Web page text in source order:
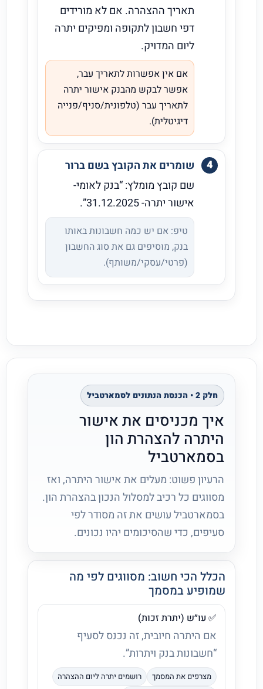
תאריך ההצהרה. אם לא מורידים
דפי חשבון לתקופה ומפיקים יתרה
ליום המדויק.
אם אין אפשרות לתאריך עבר,
אפשר לבקש מהבנק אישור יתרה
לתאריך עבר (טלפונית/סניף/פנייה
דיגיטלית).
שומרים את הקובץ בשם ברור
שם קובץ מומלץ: “בנק לאומי-
אישור יתרה- 31.12.2025”.
טיפ: אם יש כמה חשבונות באותו
בנק, מוסיפים גם את סוג החשבון
(פרטי/עסקי/משותף).
חלק 2 • הכנסת הנתונים לסמארטביל
איך מכניסים את אישור
היתרה להצהרת הון
בסמארטביל
הרעיון פשוט: מעלים את אישור היתרה, ואז
מסווגים כל רכיב למסלול הנכון בהצהרת הון.
בסמארטביל עושים את זה מסודר לפי
סעיפים, כדי שהסיכומים יהיו נכונים.
הכלל הכי חשוב: מסווגים לפי מה
שמופיע במסמך
✅ עו״ש (יתרת זכות)
אם היתרה חיובית, זה נכנס לסעיף
“חשבונות בנק ויתרות”.
מצרפים את המסמך
רושמים יתרה ליום ההצהרה